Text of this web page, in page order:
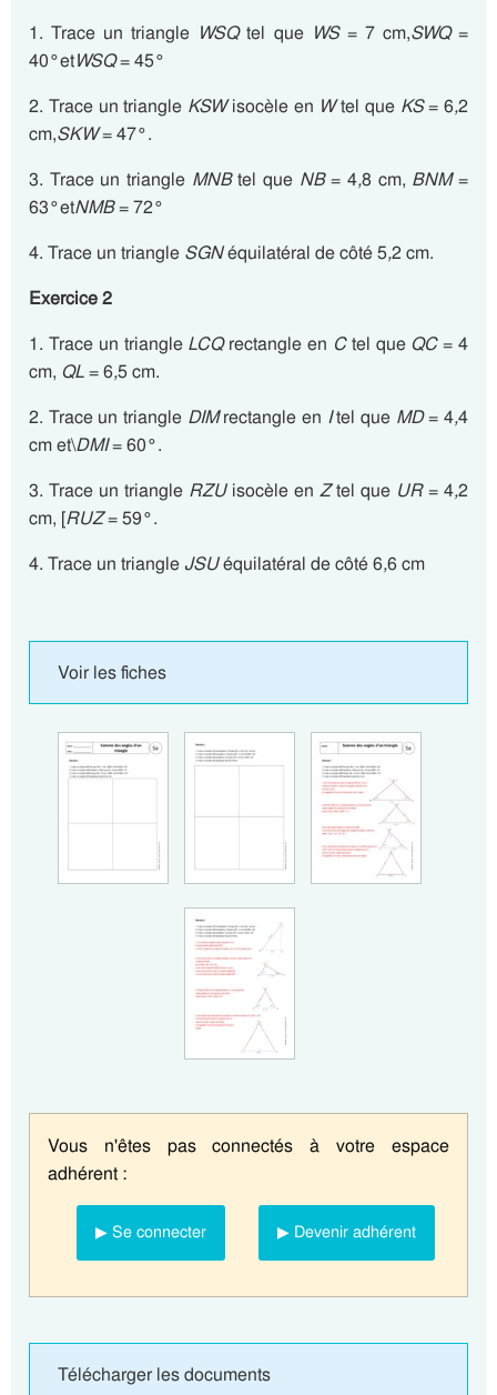
1. Trace un triangle WSQtel que WS = 7 cm,SWQ=
40°etWSQ= 45°
2. Trace un triangle KSWisocèle en Wtel que KS= 6,2
cm,SKW= 47°.
3. Trace un triangle MNBtel que NB= 4,8 cm, BNM=
63°etNMB= 72°
4. Trace un triangle SGNéquilatéral de côté 5,2 cm.
Exercice 2
1. Trace un triangle LCQrectangle en Ctel que QC= 4
cm, QL= 6,5 cm.
2. Trace un triangle DIMrectangle en Itel que MD= 4,4
cm et\DMI= 60°.
3. Trace un triangle RZU isocèle en Ztel que UR= 4,2
cm, [RUZ= 59°.
4. Trace un triangle JSUéquilatéral de côté 6,6 cm
Voir les fiches
Vous n'êtes pas connectés à votre espace
adhérent :
▶ Se connecter ▶ Devenir adhérent
Télécharger les documents